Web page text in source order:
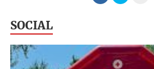
SOCIAL